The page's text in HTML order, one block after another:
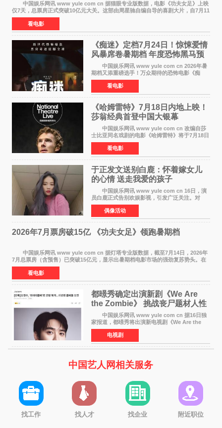
中国娱乐网讯 www yule com cn 据猫眼专业版数据，电影《功夫女足》上映
仅7天，总票房正式突破10亿元大关。这部由周星驰自编自导的喜剧大片，自7月11
日公映以来便展现出惊人的市场统治力。
看电影
《痴迷》定档7月24日！惊悚爱情
风暴席卷暑期档 年度恐怖黑马预
中国娱乐网讯 www yule com cn 2026年暑
期档又添重磅选手！万众期待的恐怖电影《痴
迷》今日正式官宣定档，将于7月24日登陆内地各
大院线。这部被业内专家誉为新世代爆款恐怖电
影的作品，将为
看电影
《哈姆雷特》7月18日内地上映！
莎翁经典首登中国大银幕
中国娱乐网讯 www yule com cn 改编自莎
士比亚同名戏剧的电影《哈姆雷特》将于7月18日
在中国内地上映。这部跨越四百年的文学经典被
搬上大银幕，为观众带来一场视觉与听觉的双重
盛宴。 《
看电影
于正发文送别白鹿：怀着嫁女儿
的心情 送走我爱的孩子
中国娱乐网讯 www yule com cn 16日，演
员白鹿正式告别欢娱影视，引发广泛关注。对
此，欢娱影视创始人于正在社交平台发文回应，
字里行间流露不舍与祝福。 于正透露，以前
每次有演员到期不
偶像活动
2026年7月票房破15亿 《功夫女足》领跑暑期档
中国娱乐网讯 www yule com cn 据灯塔专业版数据，截至7月14日，2026年
7月总票房（含预售）已突破15亿元，显示出暑期档电影市场的强劲复苏势头。在
众多上映影片中，《功夫女足》《小黄人与大
看电影
都暻秀确定出演新剧《We Are
the Zombie》 挑战丧尸题材人性
喜剧
中国娱乐网讯 www yule com cn 据16日独
家报道，都暻秀将出演新电视剧《We Are the
Zombie》，在剧中饰演主演金仁钟一角，挑战与
以往丧尸题材截然不同的人性喜剧。 新剧
《We Are t
电视剧
中国艺人网相关服务
找工作 找人才 找企业 附近职位